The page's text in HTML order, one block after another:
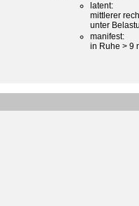
latent:
mittlerer
unter
manifest:
in Ruhe > 9